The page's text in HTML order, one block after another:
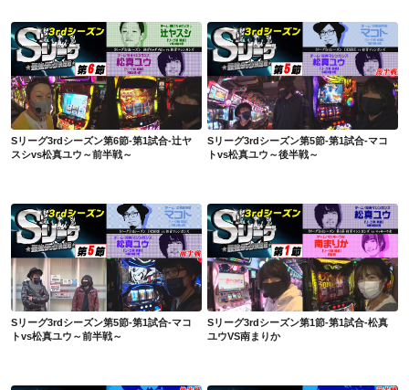
Sリーグ3rdシーズン第6節-第1試合-辻ヤスシvs松真ユウ～前半戦～
Sリーグ3rdシーズン第6節-第1試合-辻ヤ
スシvs松真ユウ～前半戦～
Sリーグ3rdシーズン第5節-第1試合-マコトvs松真ユウ～後半戦～
Sリーグ3rdシーズン第5節-第1試合-マコ
トvs松真ユウ～後半戦～
Sリーグ3rdシーズン第5節-第1試合-マコトvs松真ユウ～前半戦～
Sリーグ3rdシーズン第5節-第1試合-マコ
トvs松真ユウ～前半戦～
Sリーグ3rdシーズン第1節-第1試合-松真ユウVS南まりか
Sリーグ3rdシーズン第1節-第1試合-松真
ユウVS南まりか